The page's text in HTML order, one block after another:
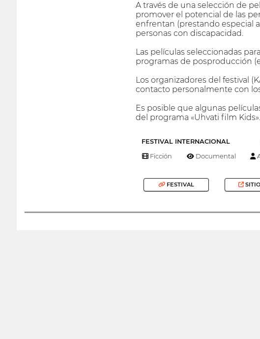
A través de una selección de
promover el potencial de las
enfrentan (prestando especial
personas con discapacidad.
Las películas seleccionadas
programas de posproducción
Los organizadores del festival
contacto personalmente con
Es posible que algunas
del programa «Uhvati film
FESTIVAL INTERNACIONAL
Ficción Documental
FESTIVAL